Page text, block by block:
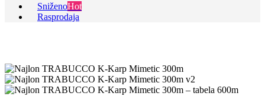
SniženoHot
Rasprodaja